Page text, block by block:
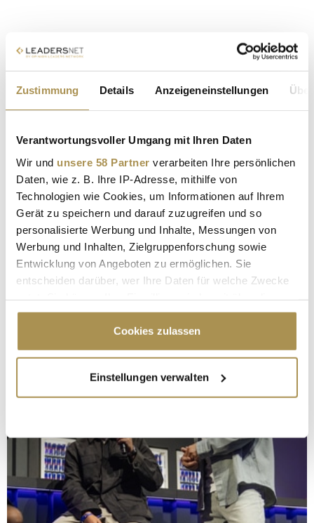
Zustimmung Details Anzeigeneinstellungen
Verantwortungsvoller Umgang mit Ihren Daten
Wir und unsere 58 Partner verarbeiten Ihre persönlichen
Daten, wie z. B. Ihre IP-Adresse, mithilfe von
Technologien wie Cookies, um Informationen auf Ihrem
Gerät zu speichern und darauf zuzugreifen und so
personalisierte Werbung und Inhalte, Messungen von
Werbung und Inhalten, Zielgruppenforschung sowie
Entwicklung von Angeboten zu ermöglichen. Sie
entscheiden darüber, wer Ihre Daten für welche Zwecke
Cookie-Erklärung oder durch Klicken auf das Privacy
Trigger Symbol ändern oder widerrufen
Informationen über Ihre geografische Lage
erfassen, welche bis auf einige Meter genau sein
bestimmten Merkmalen (Fingerprinting) identifizieren
Erfahren Sie mehr darüber, wie Ihre persönlichen Daten
verarbeitet werden, und legen Sie Ihre Präferenzen im
Abschnitt Einzelheitenfest.
Cookies zulassen
Einstellungen verwalten